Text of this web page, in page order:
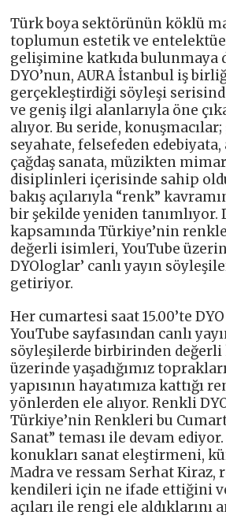
Türk boya sektörünün köklü
toplumun estetik ve
gelişimine katkıda bulunmaya
DYO’nun, AURA İstanbul iş
gerçekleştirdiği söyleşi
ve geniş ilgi alanlarıyla öne
alıyor. Bu seride,
seyahate, felsefeden
çağdaş sanata, müzikten
disiplinleri içerisinde sahip
bakış açılarıyla “renk”
bir şekilde yeniden tanımlıyor.
kapsamında Türkiye’nin
değerli isimleri, YouTube
DYOloglar’ canlı yayın
getiriyor.
Her cumartesi saat 15.00’te DYO
YouTube sayfasından canlı
söyleşilerde birbirinden değerli
üzerinde yaşadığımız
yapısının hayatımıza kattığı
yönlerden ele alıyor. Renkli
Türkiye’nin Renkleri bu
Sanat” teması ile devam
konukları sanat eleştirmeni,
Madra ve ressam Serhat Kiraz,
kendileri için ne ifade ettiğini
açıları ile rengi ele aldıklarını